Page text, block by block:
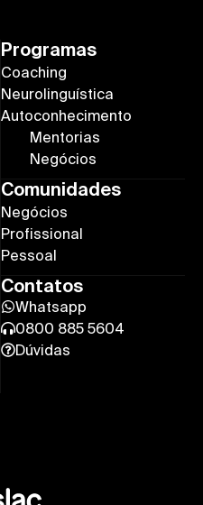
Programas
Coaching
Neurolinguística
Autoconhecimento
Mentorias
Negócios
Comunidades
Negócios
Profissional
Pessoal
Contatos
Whatsapp
0800 885 5604
Dúvidas